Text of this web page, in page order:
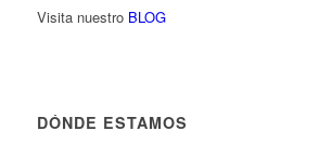
Visita nuestro BLOG
DÓNDE ESTAMOS